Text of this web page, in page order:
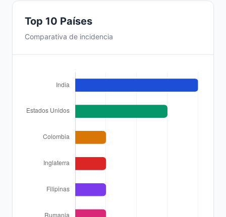
Top 10 Países
Comparativa de incidencia